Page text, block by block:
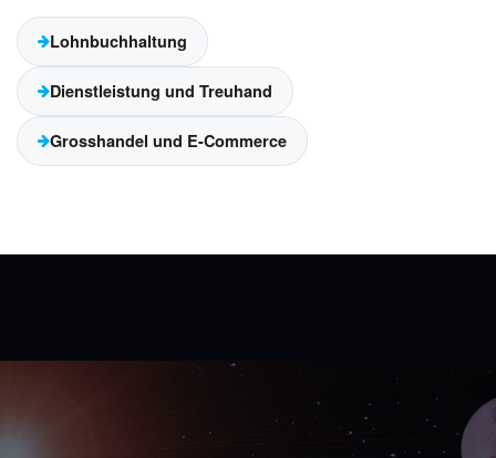
Lohnbuchhaltung
Dienstleistung und Treuhand
Grosshandel und E-Commerce